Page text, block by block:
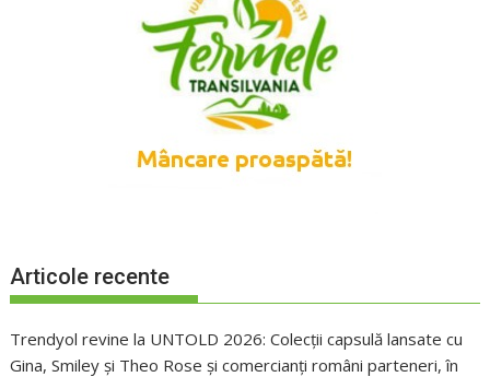
Articole recente
Trendyol revine la UNTOLD 2026: Colecții capsulă lansate cu
Gina, Smiley și Theo Rose și comercianți români parteneri, în